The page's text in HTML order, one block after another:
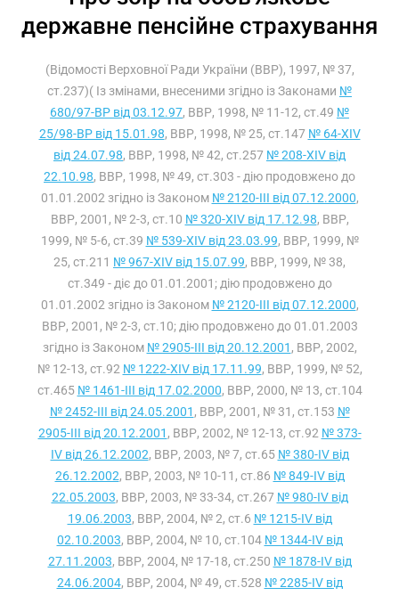
державне пенсійне страхування
(Відомості Верховної Ради України (ВВР), 1997, № 37,
ст.237)( Із змінами, внесеними згідно із Законами №
680/97-ВР від 03.12.97, ВВР, 1998, № 11-12, ст.49 №
25/98-ВР від 15.01.98, ВВР, 1998, № 25, ст.147 № 64-XIV
від 24.07.98, ВВР, 1998, № 42, ст.257 № 208-XIV від
22.10.98, ВВР, 1998, № 49, ст.303 - дію продовжено до
01.01.2002 згідно із Законом № 2120-III від 07.12.2000,
ВВР, 2001, № 2-3, ст.10 № 320-XIV від 17.12.98, ВВР,
1999, № 5-6, ст.39 № 539-XIV від 23.03.99, ВВР, 1999, №
25, ст.211 № 967-XIV від 15.07.99, ВВР, 1999, № 38,
ст.349 - діє до 01.01.2001; дію продовжено до
01.01.2002 згідно із Законом № 2120-III від 07.12.2000,
ВВР, 2001, № 2-3, ст.10; дію продовжено до 01.01.2003
згідно із Законом № 2905-III від 20.12.2001 , ВВР, 2002,
№ 12-13, ст.92 № 1222-XIV від 17.11.99, ВВР, 1999, № 52,
ст.465 № 1461-III від 17.02.2000, ВВР, 2000, № 13, ст.104
№ 2452-III від 24.05.2001 , ВВР, 2001, № 31, ст.153 №
2905-III від 20.12.2001 , ВВР, 2002, № 12-13, ст.92 № 373-
IV від 26.12.2002, ВВР, 2003, № 7, ст.65 № 380-IV від
26.12.2002, ВВР, 2003, № 10-11, ст.86 № 849-IV від
22.05.2003, ВВР, 2003, № 33-34, ст.267 № 980-IV від
19.06.2003, ВВР, 2004, № 2, ст.6 № 1215-IV від
02.10.2003, ВВР, 2004, № 10, ст.104 № 1344-IV від
27.11.2003, ВВР, 2004, № 17-18, ст.250 № 1878-IV від
24.06.2004, ВВР, 2004, № 49, ст.528 № 2285-IV від